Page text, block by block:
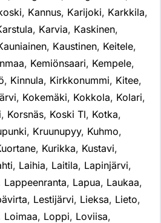
, Kannus, Karijoki, Karkkila,
, Karvia, Kaskinen,
, Kaustinen, Keitele,
, Kemiönsaari, Kempele,
, Kinnula, Kirkkonummi, Kitee,
, Kokemäki, Kokkola, Kolari,
, Korsnäs, Koski Tl, Kotka,
, Kruunupyy, Kuhmo,
, Kurikka, Kustavi,
, Laihia, Laitila, Lapinjärvi,
Lappeenranta, Lapua, Laukaa,
, Lestijärvi, Lieksa, Lieto,
Loimaa, Loppi, Loviisa,